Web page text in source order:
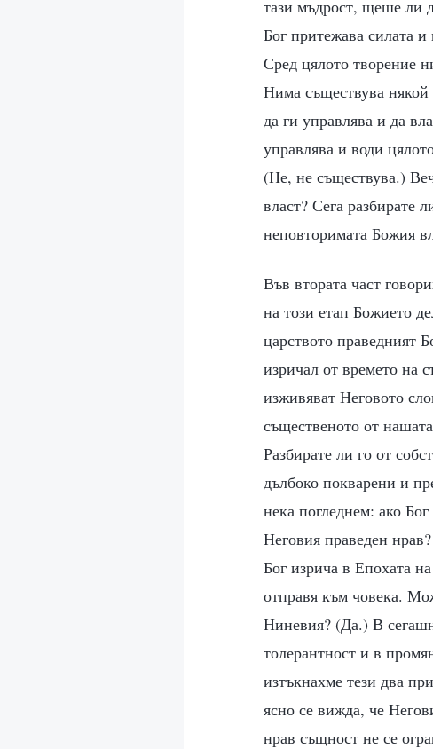
тази мъдрост, щеше ли
Бог притежава силата
Сред цялото творение
Нима съществува някой
да ги управлява и да
управлява и води
(Не, не съществува.)
власт? Сега разбирате
неповторимата Божия
Във втората част
на този етап Божието
царството праведният
изричал от времето на
изживяват Неговото
същественото от
Разбирате ли го от
дълбоко покварени и
нека погледнем: ако
Неговия праведен
Бог изрича в Епохата
отправя към човека.
Ниневия? (Да.) В
толерантност и в
изтъкнахме тези два
ясно се вижда, че
нрав същност не се